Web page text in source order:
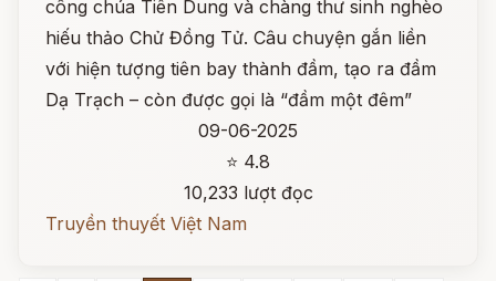
công chúa Tiên Dung và chàng thư sinh nghèo
hiếu thảo Chử Đồng Tử. Câu chuyện gắn liền
với hiện tượng tiên bay thành đầm, tạo ra đầm
Dạ Trạch – còn được gọi là “đầm một đêm”
09-06-2025
⭐ 4.8
10,233 lượt đọc
Truyền thuyết Việt Nam